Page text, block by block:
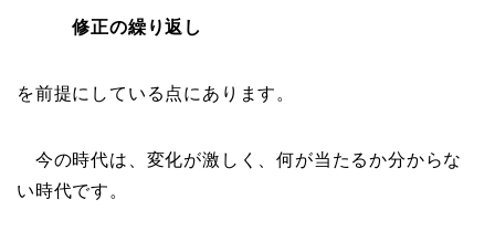
修正の繰り返し
を前提にしている点にあります。
今の時代は、変化が激しく、何が当たるか分からな
い時代です。